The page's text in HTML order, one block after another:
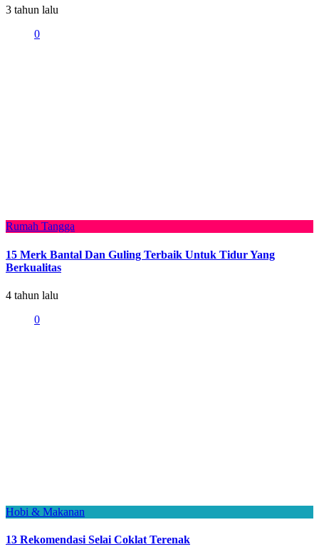
3 tahun lalu
0
Rumah Tangga
15 Merk Bantal Dan Guling Terbaik Untuk Tidur Yang
Berkualitas
4 tahun lalu
0
Hobi & Makanan
13 Rekomendasi Selai Coklat Terenak